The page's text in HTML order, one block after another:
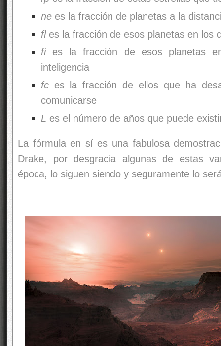
Les el número de años que puede
La fórmula en sí es una fabulosa
Drake, por desgracia algunas de estas
época, lo siguen siendo y seguramente lo
En Astronomía todavía se trabaja
ejemplo: “… está situada entre unos 2. y
unos pocos años luz más o menos no
decir que no todos nuestros aparatos
necesitamos nuevas tecnologías más